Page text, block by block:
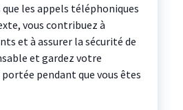
les appels téléphoniques
vous contribuez à
et à assurer la sécurité de
et gardez votre
pendant que vous êtes